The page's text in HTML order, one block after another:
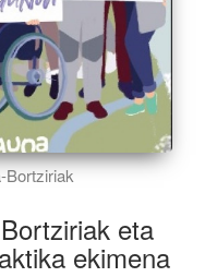
Bortziriak
eta
ekimena